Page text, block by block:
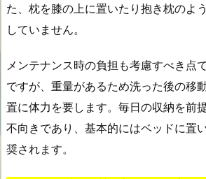
た、枕を膝の上に置いたり抱き枕のよ
していません。
メンテナンス時の負担も考慮すべき点
ですが、重量があるため洗った後の移
置に体力を要します。毎日の収納を前
不向きであり、基本的にはベッドに置
奨されます。